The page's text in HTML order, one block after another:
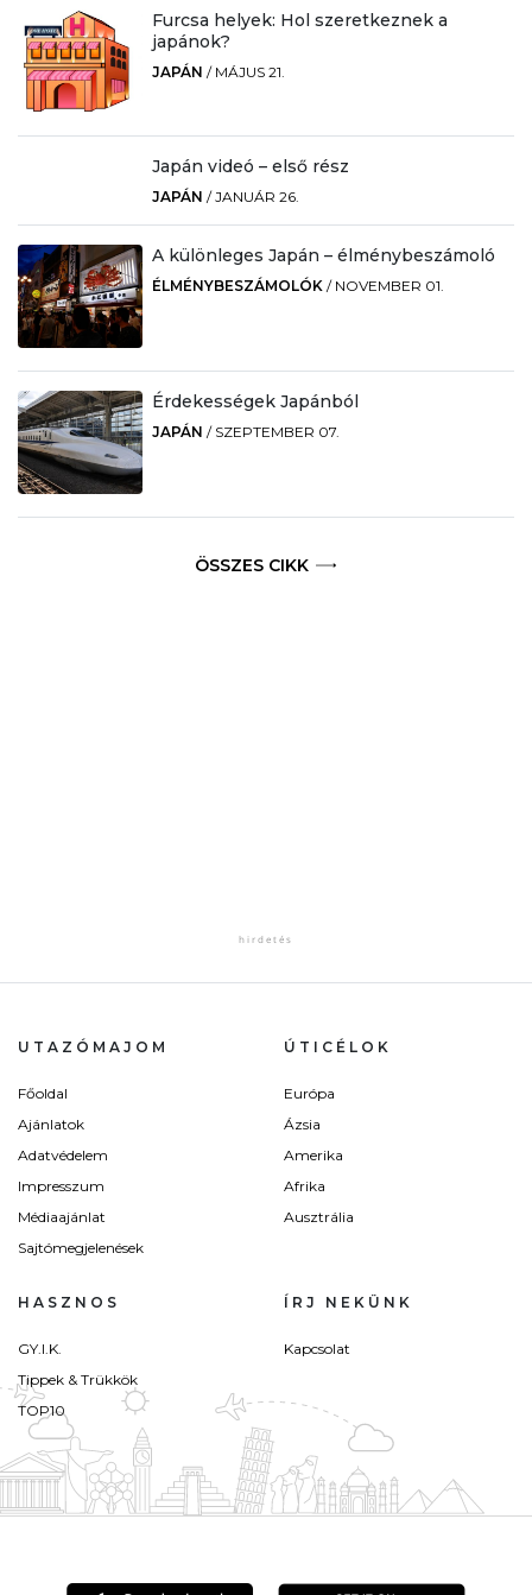
Furcsa helyek: Hol szeretkeznek a
japánok?
JAPÁN / MÁJUS 21.
Japán videó – első rész
JAPÁN /JANUÁR 26.
A különleges Japán – élménybeszámoló
ÉLMÉNYBESZÁMOLÓK / NOVEMBER 01.
Érdekességek Japánból
JAPÁN / SZEPTEMBER 07.
ÖSSZES CIKK
UTAZÓMAJOM
Főoldal
Ajánlatok
Adatvédelem
Impresszum
Médiaajánlat
Sajtómegjelenések
ÚTICÉLOK
Európa
Ázsia
Amerika
Afrika
Ausztrália
HASZNOS
GY.I.K.
Tippek & Trükkök
TOP10
ÍRJ NEKÜNK
Kapcsolat